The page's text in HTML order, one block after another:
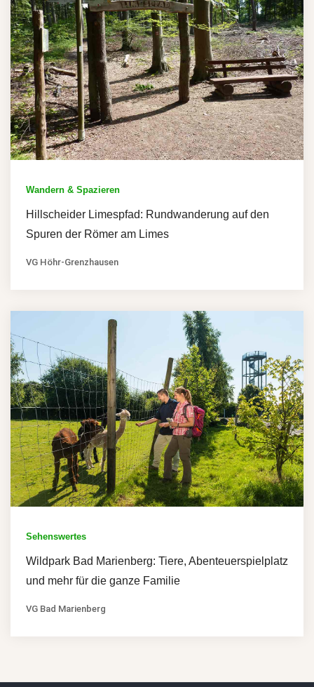
Wandern & Spazieren
Hillscheider Limespfad: Rundwanderung auf den
Spuren der Römer am Limes
VG Höhr-Grenzhausen
Sehenswertes
Wildpark Bad Marienberg: Tiere, Abenteuerspielplatz
und mehr für die ganze Familie
VG Bad Marienberg